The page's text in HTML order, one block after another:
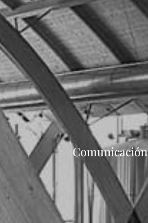
Comunicación